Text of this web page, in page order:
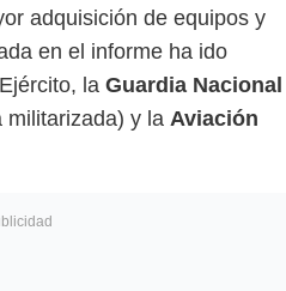
adquisición de equipos y
en el informe ha ido
la Guardia Nacional
militarizada) y la Aviación